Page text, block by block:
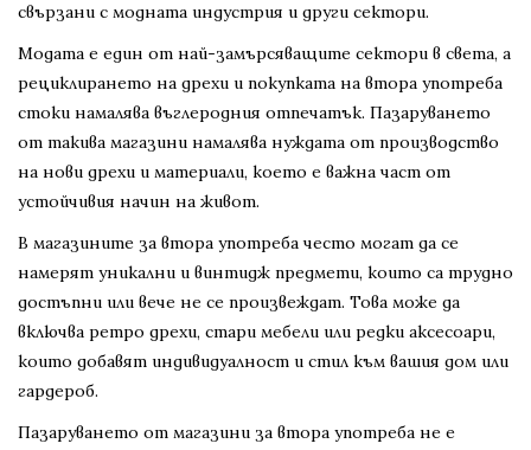
свързани с модната индустрия и други сектори.
Модата е един от най-замърсяващите сектори в света, а
рециклирането на дрехи и покупката на втора употреба
стоки намалява въглеродния отпечатък. Пазаруването
от такива магазини намалява нуждата от производство
на нови дрехи и материали, което е важна част от
устойчивия начин на живот.
В магазините за втора употреба често могат да се
намерят уникални и винтидж предмети, които са трудно
достъпни или вече не се произвеждат. Това може да
включва ретро дрехи, стари мебели или редки аксесоари,
които добавят индивидуалност и стил към вашия дом или
гардероб.
Пазаруването от магазини за втора употреба не е